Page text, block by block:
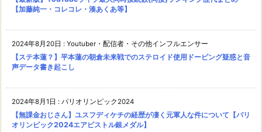
【加藤純一・コレコレ・湊あくあ等】
2024年8月20日 : Youtuber・配信者・その他インフルエンサー
【ステ本蓮？】平本蓮の朝倉未来戦でのステロイド使用ドーピング疑惑と音
声データ書き起こし
2024年8月1日 : パリオリンピック2024
【無課金おじさん】ユスフディケチの経歴が凄く元軍人な件について【パリ
オリンピック2024エアピストル銀メダル】